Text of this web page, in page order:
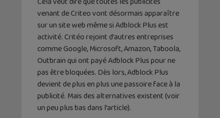
venant de Criteo vont désormais apparaître
sur un site web même si Adblock Plus est
activité. Critéo rejoint d’autres entreprises
comme Google, Microsoft, Amazon, Taboola,
Outbrain qui ont payé Adblock Plus pour ne
pas être bloquées. Dès lors, Adblock Plus
devient de plus en plus une passoire face à la
publicité. Mais des alternatives existent (voir
un peu plus bas dans l’article).